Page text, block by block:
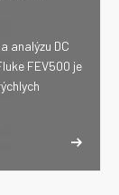
analýzu DC
FEV500 je